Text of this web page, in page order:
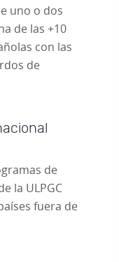
uno o dos
de las +10
con las
de
de
la ULPGC
fuera de